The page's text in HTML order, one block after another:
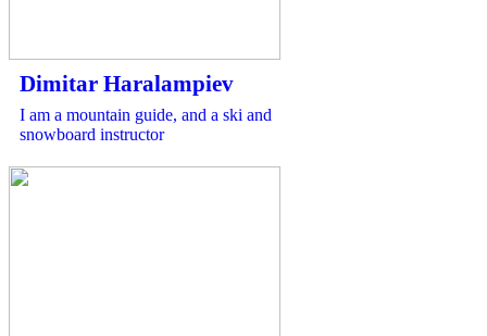
Dimitar Haralampiev
I am a mountain guide, and a ski and
snowboard instructor